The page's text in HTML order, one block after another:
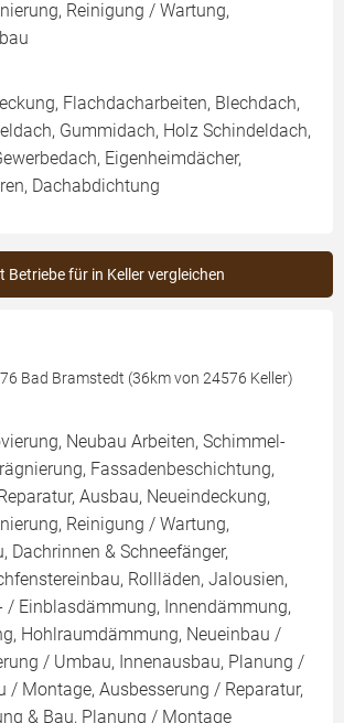
Reinigung / Wartung,
Flachdacharbeiten, Blechdach,
Gummidach, Holz Schindeldach,
Eigenheimdächer,
Dachabdichtung
Betriebe für in Keller vergleichen
Bad Bramstedt (36km von 24576 Keller)
Neubau Arbeiten, Schimmel-
Fassadenbeschichtung,
Ausbau, Neueindeckung,
Reinigung / Wartung,
Dachrinnen & Schneefänger,
Rollläden, Jalousien,
/ Einblasdämmung, Innendämmung,
Hohlraumdämmung, Neueinbau /
/ Umbau, Innenausbau, Planung /
/ Montage, Ausbesserung / Reparatur,
& Bau, Planung / Montage